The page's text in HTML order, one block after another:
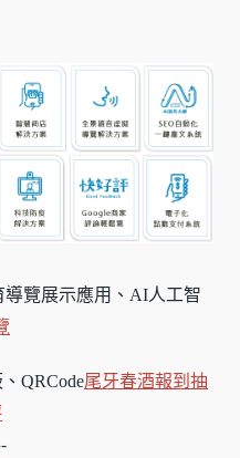
覽展示應用、AI人工智
QRCode尾牙春酒報到 抽